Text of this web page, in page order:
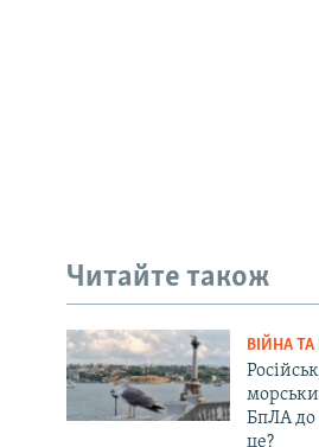
Читайте також
ВІЙНА
БпЛА до
це?